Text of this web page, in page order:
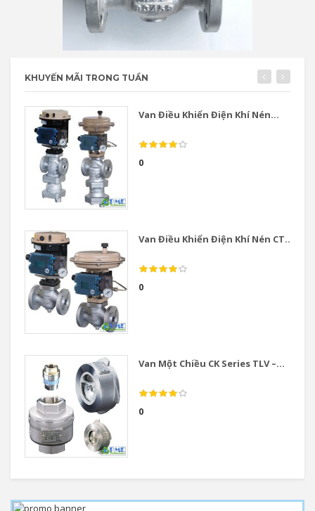
KHUYẾN MÃI TRONG TUẦN
Van Điều Khiển Điện Khí Nén...
0
Van Điều Khiển Điện Khí Nén CT...
0
Van Một Chiều CK Series TLV –...
0